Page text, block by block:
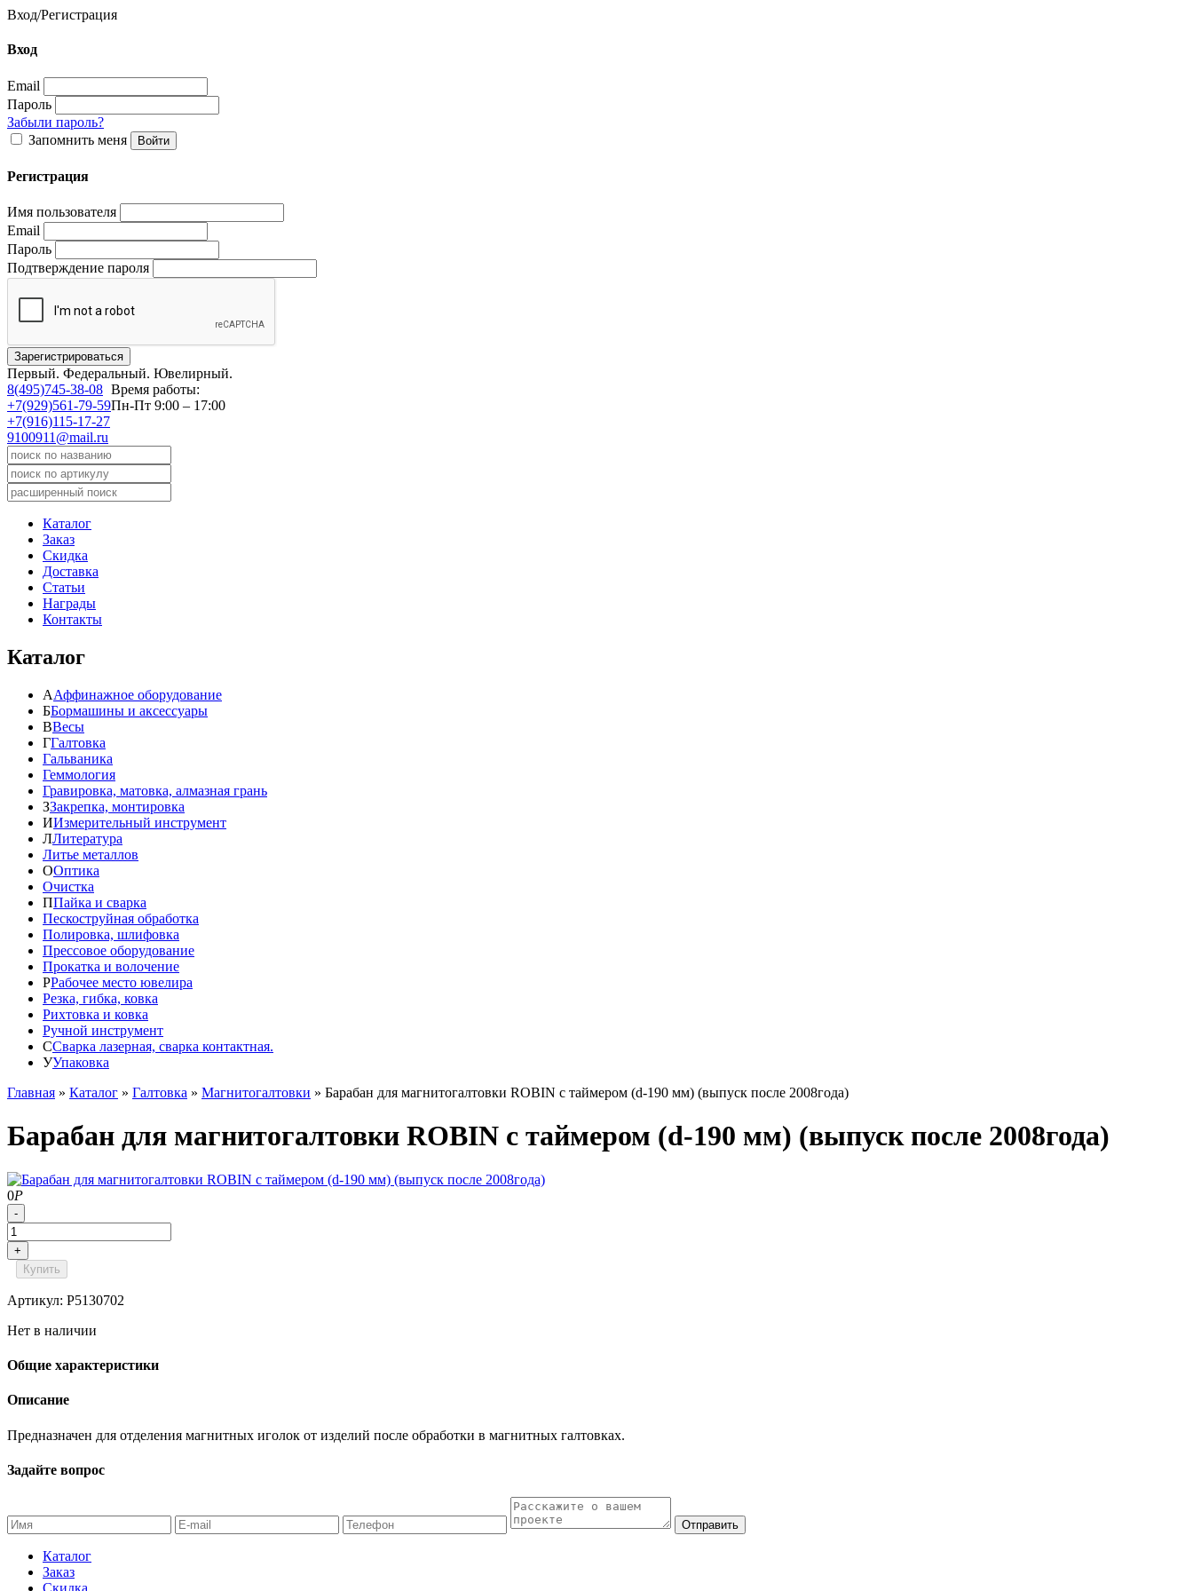
Вход/Регистрация
Вход
Email
Пароль
Забыли пароль?
Запомнить меня
Регистрация
Имя пользователя
Email
Пароль
Подтверждение пароля
Первый. Федеральный. Ювелирный.
8(495)745-38-08
+7(929)561-79-59
+7(916)115-17-27
9100911@mail.ru
Время работы:
Пн-Пт 9:00 – 17:00
Каталог
Заказ
Скидка
Доставка
Статьи
Награды
Контакты
Каталог
ААффинажное оборудование
ББормашины и аксессуары
ВВесы
ГГалтовка
Гальваника
Геммология
Гравировка, матовка, алмазная грань
ЗЗакрепка, монтировка
ИИзмерительный инструмент
ЛЛитература
Литье металлов
ООптика
Очистка
ППайка и сварка
Пескоструйная обработка
Полировка, шлифовка
Прессовое оборудование
Прокатка и волочение
РРабочее место ювелира
Резка, гибка, ковка
Рихтовка и ковка
Ручной инструмент
ССварка лазерная, сварка контактная.
УУпаковка
Главная » Каталог » Галтовка » Магнитогалтовки » Барабан для магнитогалтовки ROBIN с таймером (d-190 мм) (выпуск после 2008года)
Барабан для магнитогалтовки ROBIN с таймером (d-190 мм) (выпуск после 2008года)
0Р
-
+
Купить
Артикул: P5130702
Нет в наличии
Общие характеристики
Описание
Предназначен для отделения магнитных иголок от изделий после обработки в магнитных галтовках.
Задайте вопрос
Отправить
Каталог
Заказ
Скидка